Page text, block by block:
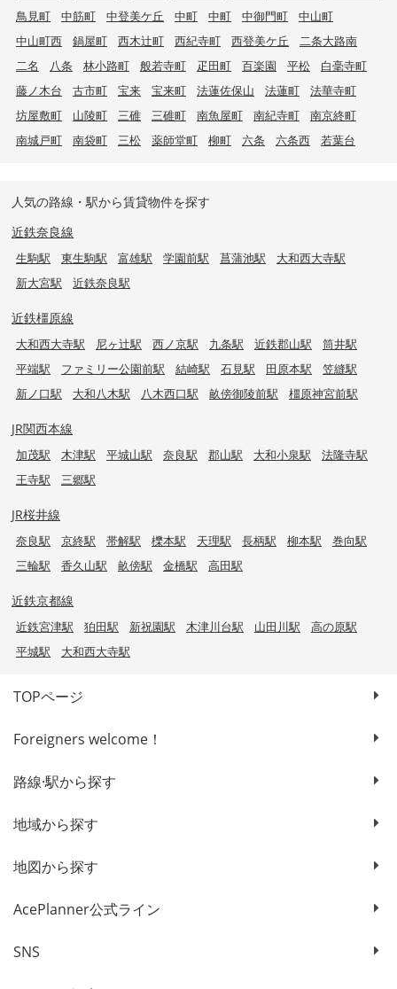
鳥見町
中筋町 中登美ケ丘 中町 中町 中御門町
中山町
中山町西
鍋屋町 西木辻町 西紀寺町 西登美ケ丘
二条大路南
二名
八条 林小路町 般若寺町 疋田町 百楽園 平松
白毫寺町
藤ノ木台
古市町 宝来 宝来町 法蓮佐保山 法蓮町
法華寺町
坊屋敷町
山陵町 三碓 三碓町 南魚屋町 南紀寺町
南京終町
南城戸町
南袋町 三松 薬師堂町 柳町 六条 六条西 若葉台
人気の路線・駅から賃貸物件を探す
近鉄奈良線
生駒駅 東生駒駅 富雄駅 学園前駅 菖蒲池駅
大和西大寺駅
新大宮駅
近鉄奈良駅
近鉄橿原線
大和西大寺駅 尼ヶ辻駅 西ノ京駅 九条駅 近鉄郡山駅
筒井駅
平端駅
ファミリー公園前駅 結崎駅 石見駅 田原本駅
笠縫駅
新ノ口駅
大和八木駅 八木西口駅 畝傍御陵前駅 橿原神宮前駅
JR関西本線
加茂駅 木津駅 平城山駅 奈良駅 郡山駅 大和小泉駅
法隆寺駅
王寺駅
三郷駅
JR桜井線
奈良駅 京終駅 帯解駅 櫟本駅 天理駅 長柄駅 柳本駅
巻向駅
三輪駅
香久山駅 畝傍駅 金橋駅 高田駅
近鉄京都線
近鉄宮津駅 狛田駅 新祝園駅 木津川台駅 山田川駅
高の原駅
平城駅
大和西大寺駅
TOPページ
Foreigners welcome！
路線·駅から探す
地域から探す
地図から探す
AcePlanner公式ライン
SNS